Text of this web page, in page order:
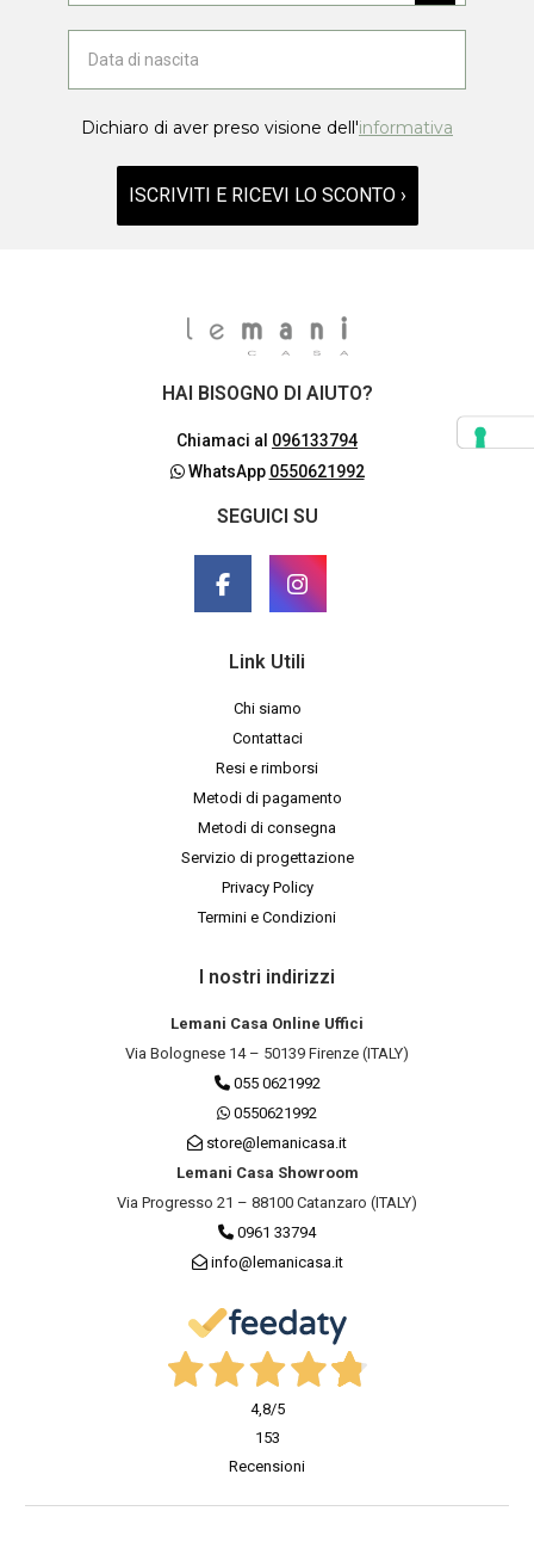
Dichiaro di aver preso visione dell'informativa
ISCRIVITI E RICEVI LO SCONTO ›
HAI BISOGNO DI AIUTO?
Chiamaci al 096133794
WhatsApp 0550621992
SEGUICI SU
Link Utili
Chi siamo
Contattaci
Resi e rimborsi
Metodi di pagamento
Metodi di consegna
Servizio di progettazione
Privacy Policy
Termini e Condizioni
I nostri indirizzi
Lemani Casa Online Uffici
Via Bolognese 14 – 50139 Firenze (ITALY)
055 0621992
0550621992
store@lemanicasa.it
Lemani Casa Showroom
Via Progresso 21 – 88100 Catanzaro (ITALY)
0961 33794
info@lemanicasa.it
4,8/5
153
Recensioni